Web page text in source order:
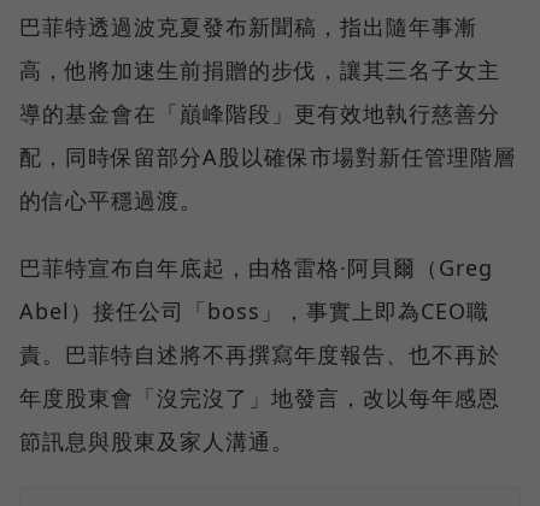
巴菲特透過波克夏發布新聞稿，指出隨年事漸
高，他將加速生前捐贈的步伐，讓其三名子女主
導的基金會在「巔峰階段」更有效地執行慈善分
配，同時保留部分A股以確保市場對新任管理階層
的信心平穩過渡。
巴菲特宣布自年底起，由格雷格·阿貝爾（Greg
Abel）接任公司「boss」，事實上即為CEO職
責。巴菲特自述將不再撰寫年度報告、也不再於
年度股東會「沒完沒了」地發言，改以每年感恩
節訊息與股東及家人溝通。